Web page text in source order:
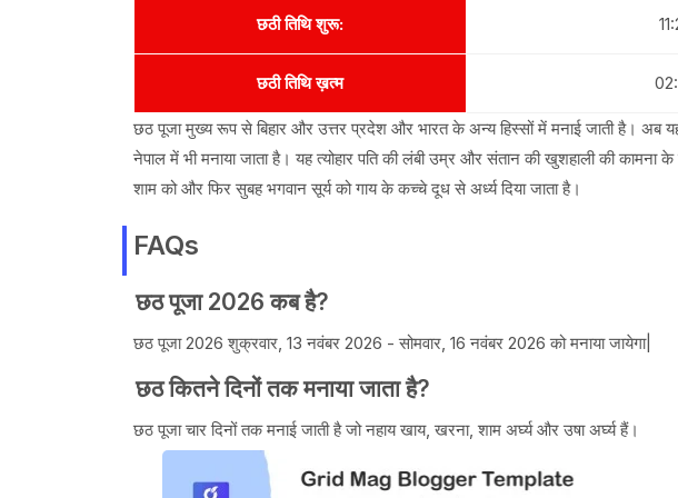
छठी तिथि शुरू:
छठी तिथि ख़त्म
छठ पूजा मुख्य रूप से बिहार और उत्तर प्रदेश और भारत के अन्य हिस्सों में मनाई जाती है। अब
नेपाल में भी मनाया जाता है। यह त्योहार पति की लंबी उम्र और संतान की खुशहाली की कामना
शाम को और फिर सुबह भगवान सूर्य को गाय के कच्चे दूध से अर्ध्य दिया जाता है।
FAQs
छठ पूजा 2026 कब है?
छठ पूजा 2026 शुक्रवार, 13 नवंबर 2026 - सोमवार, 16 नवंबर 2026 को मनाया जायेगा|
छठ कितने दिनों तक मनाया जाता है?
छठ पूजा चार दिनों तक मनाई जाती है जो नहाय खाय, खरना, शाम अर्घ्य और उषा अर्घ्य हैं।